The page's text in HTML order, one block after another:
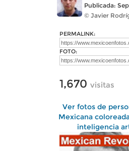
Publicada:
© Javier
PERMALINK:
FOTO:
1,670 visitas
Ver fotos de
Mexicana
inteligencia